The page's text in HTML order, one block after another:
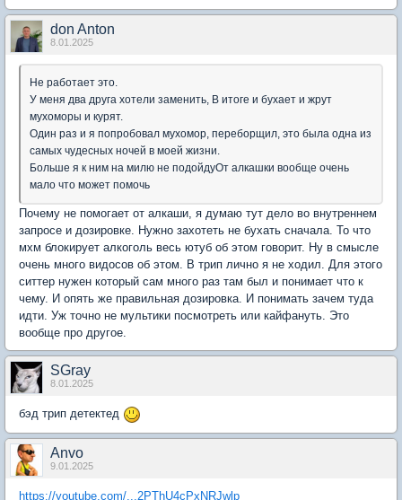
don Anton
8.01.2025
Не работает это.
У меня два друга хотели заменить, В итоге и бухает и жрут
мухоморы и курят.
Один раз и я попробовал мухомор, переборщил, это была одна из
самых чудесных ночей в моей жизни.
Больше я к ним на милю не подойдуОт алкашки вообще очень
мало что может помочь
Почему не помогает от алкаши, я думаю тут дело во внутреннем
запросе и дозировке. Нужно захотеть не бухать сначала. То что
мхм блокирует алкоголь весь ютуб об этом говорит. Ну в смысле
очень много видосов об этом. В трип лично я не ходил. Для этого
ситтер нужен который сам много раз там был и понимает что к
чему. И опять же правильная дозировка. И понимать зачем туда
идти. Уж точно не мультики посмотреть или кайфануть. Это
вообще про другое.
SGray
8.01.2025
бэд трип детектед
Anvo
9.01.2025
https://youtube.com/...2PThU4cPxNRJwlp